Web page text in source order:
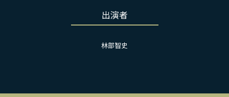
出演者
林部智史